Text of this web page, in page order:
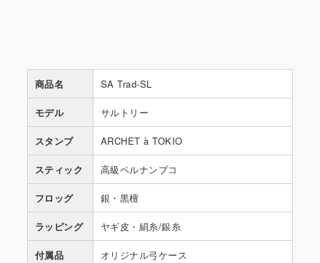
商品名 SA Trad-SL
モデル サルトリー
スタンプ ARCHET à TOKIO
スティック 高級ペルナンブコ
フロッグ 銀・黒檀
ラッピング ヤギ皮・絹糸/銀糸
付属品 オリジナル弓ケース